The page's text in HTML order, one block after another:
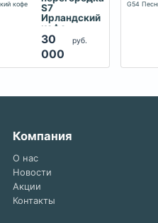
S7
Ирландский
кофе
30
000
руб.
Компания
О нас
Новости
Акции
Контакты